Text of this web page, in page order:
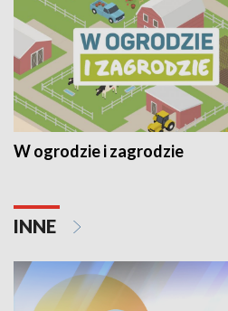
W ogrodzie i zagrodzie
INNE